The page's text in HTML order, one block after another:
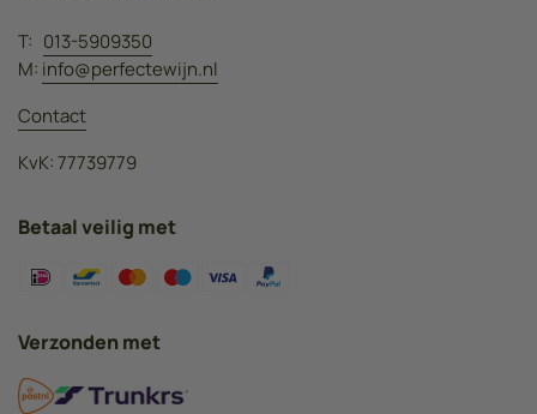
T: 013-5909350
M: info@perfectewijn.nl
Contact
KvK: 77739779
Betaal veilig met
Verzonden met